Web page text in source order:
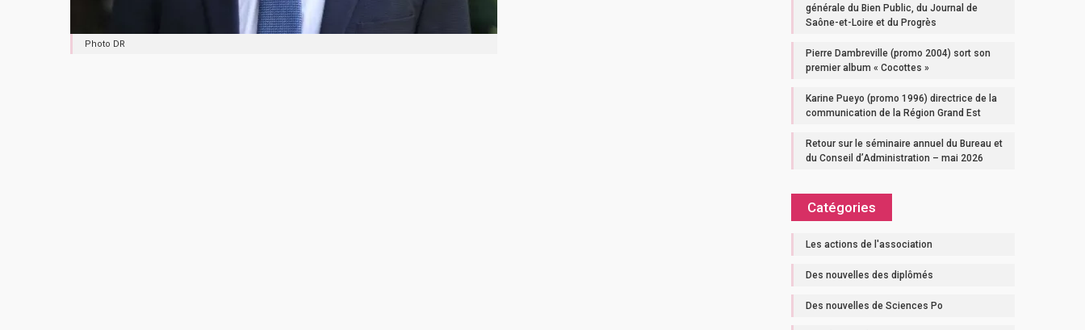
Photo DR
générale du Bien Public, du Journal de
Saône-et-Loire et du Progrès
Pierre Dambreville (promo 2004) sort son
premier album « Cocottes »
Karine Pueyo (promo 1996) directrice de la
communication de la Région Grand Est
Retour sur le séminaire annuel du Bureau et
du Conseil d’Administration – mai 2026
Catégories
Les actions de l'association
Des nouvelles des diplômés
Des nouvelles de Sciences Po